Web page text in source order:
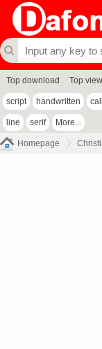
Top download Top view
script handwritten
line serif More...
Homepage